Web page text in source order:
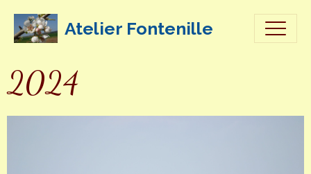
Atelier Fontenille
2024